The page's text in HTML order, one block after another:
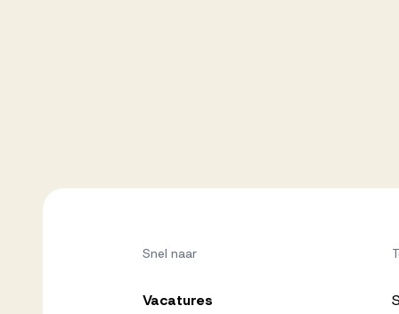
Snel naar
Vacatures